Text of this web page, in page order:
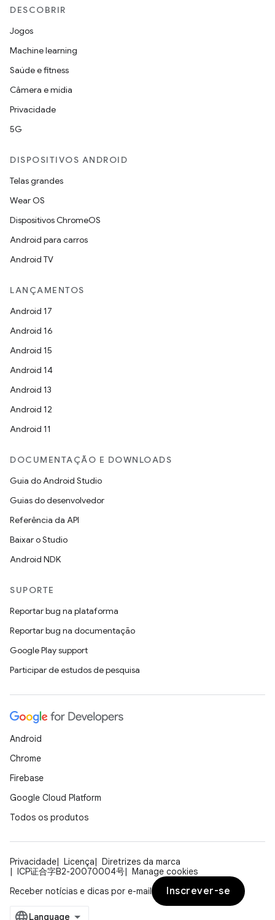
DESCOBRIR
Jogos
Machine learning
Saúde e fitness
Câmera e mídia
Privacidade
5G
DISPOSITIVOS ANDROID
Telas grandes
Wear OS
Dispositivos ChromeOS
Android para carros
Android TV
LANÇAMENTOS
Android 17
Android 16
Android 15
Android 14
Android 13
Android 12
Android 11
DOCUMENTAÇÃO E DOWNLOADS
Guia do Android Studio
Guias do desenvolvedor
Referência da API
Baixar o Studio
Android NDK
SUPORTE
Reportar bug na plataforma
Reportar bug na documentação
Google Play support
Participar de estudos de pesquisa
Android
Chrome
Firebase
Google Cloud Platform
Todos os produtos
Privacidade Licença
Diretrizes da marca
ICP证合字B2-20070004号
Manage cookies
Receber notícias e dicas por e-mail
Inscrever-se